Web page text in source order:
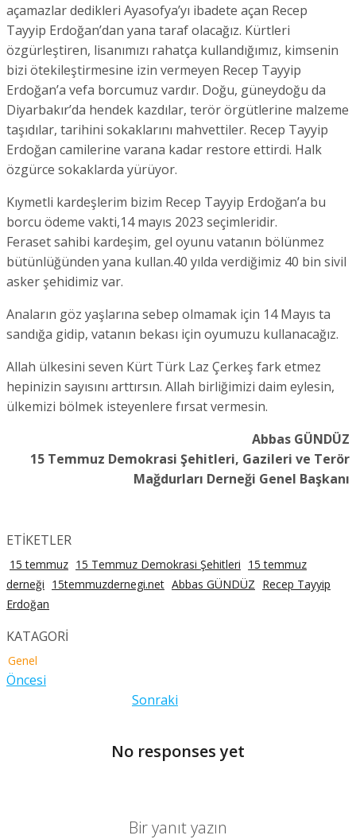
açamazlar dedikleri Ayasofya’yı ibadete açan Recep
Tayyip Erdoğan’dan yana taraf olacağız. Kürtleri
özgürleştiren, lisanımızı rahatça kullandığımız, kimsenin
bizi ötekileştirmesine izin vermeyen Recep Tayyip
Erdoğan’a vefa borcumuz vardır. Doğu, güneydoğu da
Diyarbakır’da hendek kazdılar, terör örgütlerine malzeme
taşıdılar, tarihini sokaklarını mahvettiler. Recep Tayyip
Erdoğan camilerine varana kadar restore ettirdi. Halk
özgürce sokaklarda yürüyor.
Kıymetli kardeşlerim bizim Recep Tayyip Erdoğan’a bu
borcu ödeme vakti,14 mayıs 2023 seçimleridir.
Feraset sahibi kardeşim, gel oyunu vatanın bölünmez
bütünlüğünden yana kullan.40 yılda verdiğimiz 40 bin sivil
asker şehidimiz var.
Anaların göz yaşlarına sebep olmamak için 14 Mayıs ta
sandığa gidip, vatanın bekası için oyumuzu kullanacağız.
Allah ülkesini seven Kürt Türk Laz Çerkeş fark etmez
hepinizin sayısını arttırsın. Allah birliğimizi daim eylesin,
ülkemizi bölmek isteyenlere fırsat vermesin.
Abbas GÜNDÜZ
15 Temmuz Demokrasi Şehitleri, Gazileri ve Terör
Mağdurları Derneği Genel Başkanı
ETİKETLER
15 temmuz 15 Temmuz Demokrasi Şehitleri 15 temmuz
derneği 15temmuzdernegi.net Abbas GÜNDÜZ Recep Tayyip
Erdoğan
KATAGORİ
Genel
Öncesi
Sonraki
No responses yet
Bir yanıt yazın